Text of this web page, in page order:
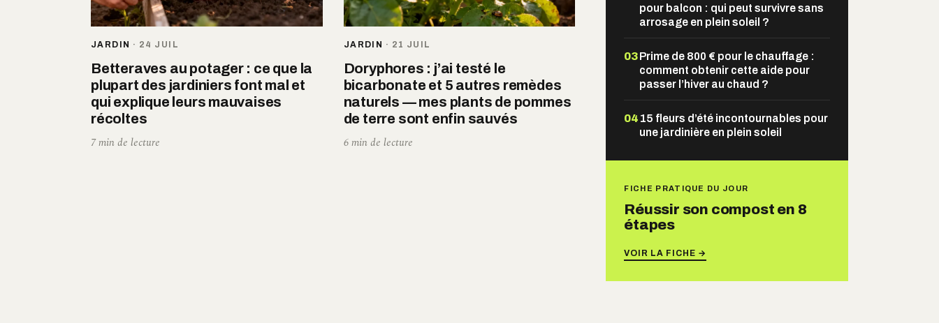
JARDIN · 24 JUIL
Betteraves au potager : ce que la
plupart des jardiniers font mal et
qui explique leurs mauvaises
récoltes
7 min de lecture
JARDIN · 21 JUIL
Doryphores : j’ai testé le
bicarbonate et 5 autres remèdes
naturels — mes plants de pommes
de terre sont enfin sauvés
6 min de lecture
pour balcon : qui peut survivre sans
arrosage en plein soleil ?
03Prime de 800 € pour le chauffage :
comment obtenir cette aide pour
passer l’hiver au chaud ?
04 15 fleurs d’été incontournables pour
une jardinière en plein soleil
FICHE PRATIQUE DU JOUR
Réussir son compost en 8
étapes
VOIR LA FICHE →